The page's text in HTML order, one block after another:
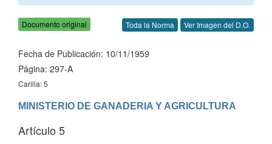
Documento original Toda la Norma Ver Imagen del D.O.
Fecha de Publicación: 10/11/1959
Página: 297-A
Carilla: 5
MINISTERIO DE GANADERIA Y AGRICULTURA
Artículo 5